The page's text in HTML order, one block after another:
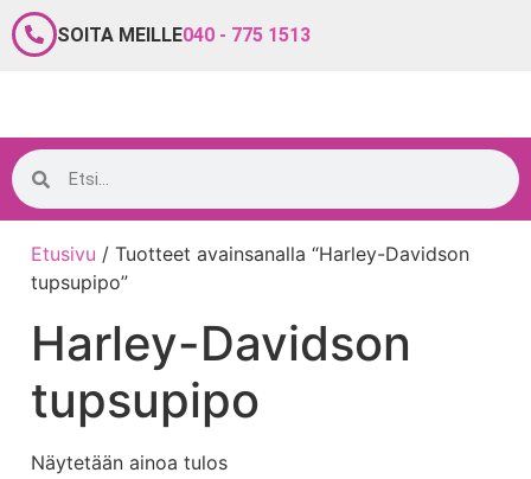
SOITA MEILLE040 - 775 1513
Etusivu / Tuotteet avainsanalla “Harley-Davidson
tupsupipo”
Harley-Davidson
tupsupipo
Näytetään ainoa tulos